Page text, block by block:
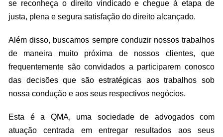
se reconheça o direito vindicado e chegue à etapa de
justa, plena e segura satisfação do direito alcançado.
Além disso, buscamos sempre conduzir nossos trabalhos
de maneira muito próxima de nossos clientes, que
frequentemente são convidados a participarem conosco
das decisões que são estratégicas aos trabalhos sob
nossa condução e aos seus respectivos negócios.
Esta é a QMA, uma sociedade de advogados com
atuação centrada em entregar resultados aos seus